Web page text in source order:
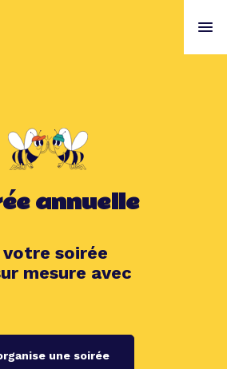
annuelle
votre soirée
mesure avec
une soirée